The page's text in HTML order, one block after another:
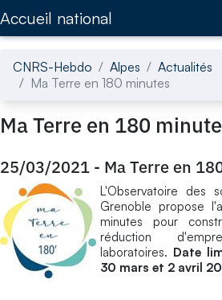
Accueil national
CNRS-Hebdo Alpes
Actualités
Ma Terre en 180 minutes
Ma Terre en 180
25/03/2021 - Ma Terre en
L'Observatoire des
Grenoble propose
minutes pour
réduction
laboratoires. Date
30 mars et 2 avril